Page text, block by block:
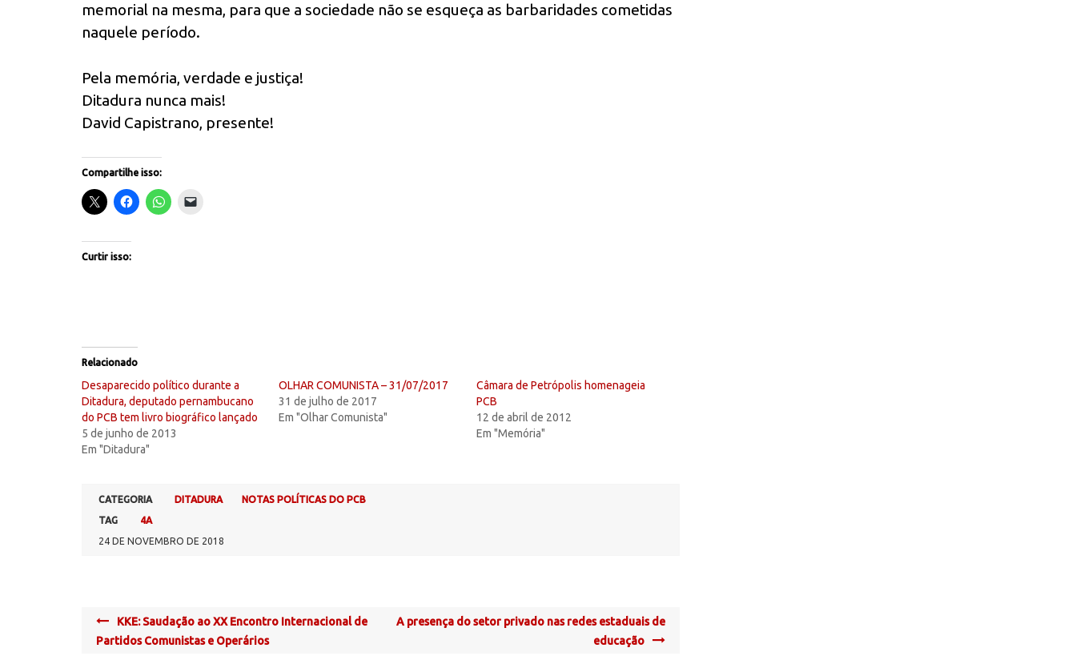
memorial na mesma, para que a sociedade não se esqueça as barbaridades cometidas
naquele período.
Pela memória, verdade e justiça!
Ditadura nunca mais!
David Capistrano, presente!
Compartilhe isso:
Curtir isso:
Relacionado
Desaparecido político durante a
Ditadura, deputado pernambucano
do PCB tem livro biográfico lançado
5 de junho de 2013
Em "Ditadura"
OLHAR COMUNISTA – 31/07/2017
31 de julho de 2017
Em "Olhar Comunista"
Câmara de Petrópolis homenageia
PCB
12 de abril de 2012
Em "Memória"
CATEGORIA DITADURA
NOTAS POLÍTICAS DO PCB
TAG
4A
24 DE NOVEMBRO DE 2018
Post
navigation
KKE: Saudação ao XX Encontro Internacional de
Partidos Comunistas e Operários
A presença do setor privado nas redes estaduais de
educação